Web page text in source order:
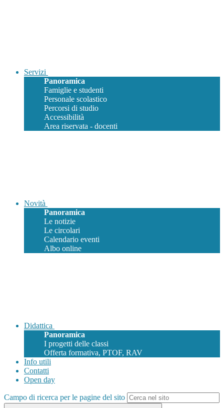
Servizi
Panoramica
Famiglie e studenti
Personale scolastico
Percorsi di studio
Accessibilità
Area riservata - docenti
Novità
Panoramica
Le notizie
Le circolari
Calendario eventi
Albo online
Didattica
Panoramica
I progetti delle classi
Offerta formativa, PTOF, RAV
Info utili
Contatti
Open day
Campo di ricerca per le pagine del sito